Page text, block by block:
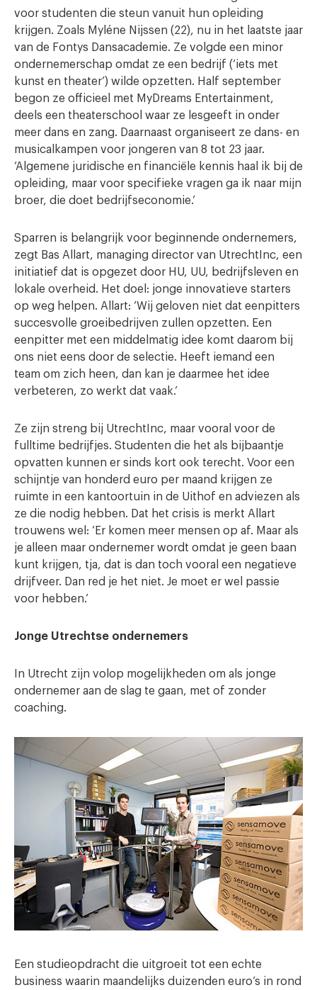
voor studenten die steun vanuit hun opleiding
krijgen. Zoals Myléne Nijssen (22), nu in het laatste jaar
van de Fontys Dansacademie. Ze volgde een minor
ondernemerschap omdat ze een bedrijf (‘iets met
kunst en theater’) wilde opzetten. Half september
begon ze officieel met MyDreams Entertainment,
deels een theaterschool waar ze lesgeeft in onder
meer dans en zang. Daarnaast organiseert ze dans- en
musicalkampen voor jongeren van 8 tot 23 jaar.
‘Algemene juridische en financiële kennis haal ik bij de
opleiding, maar voor specifieke vragen ga ik naar mijn
broer, die doet bedrijfseconomie.’
Sparren is belangrijk voor beginnende ondernemers,
zegt Bas Allart, managing director van UtrechtInc, een
initiatief dat is opgezet door HU, UU, bedrijfsleven en
lokale overheid. Het doel: jonge innovatieve starters
op weg helpen. Allart: ‘Wij geloven niet dat eenpitters
succesvolle groeibedrijven zullen opzetten. Een
eenpitter met een middelmatig idee komt daarom bij
ons niet eens door de selectie. Heeft iemand een
team om zich heen, dan kan je daarmee het idee
verbeteren, zo werkt dat vaak.’
Ze zijn streng bij UtrechtInc, maar vooral voor de
fulltime bedrijfjes. Studenten die het als bijbaantje
opvatten kunnen er sinds kort ook terecht. Voor een
schijntje van honderd euro per maand krijgen ze
ruimte in een kantoortuin in de Uithof en adviezen als
ze die nodig hebben. Dat het crisis is merkt Allart
trouwens wel: ‘Er komen meer mensen op af. Maar als
je alleen maar ondernemer wordt omdat je geen baan
kunt krijgen, tja, dat is dan toch vooral een negatieve
drijfveer. Dan red je het niet. Je moet er wel passie
voor hebben.’
Jonge Utrechtse ondernemers
In Utrecht zijn volop mogelijkheden om als jonge
ondernemer aan de slag te gaan, met of zonder
coaching.
Een studieopdracht die uitgroeit tot een echte
business waarin maandelijks duizenden euro’s in rond